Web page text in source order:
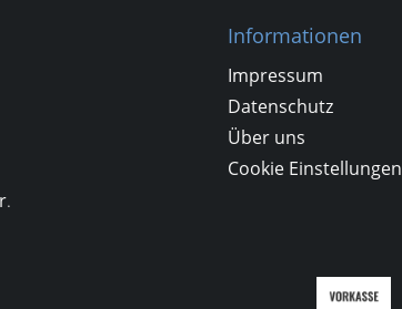
.
Informationen
Impressum
Datenschutz
Über uns
Cookie Einstellungen